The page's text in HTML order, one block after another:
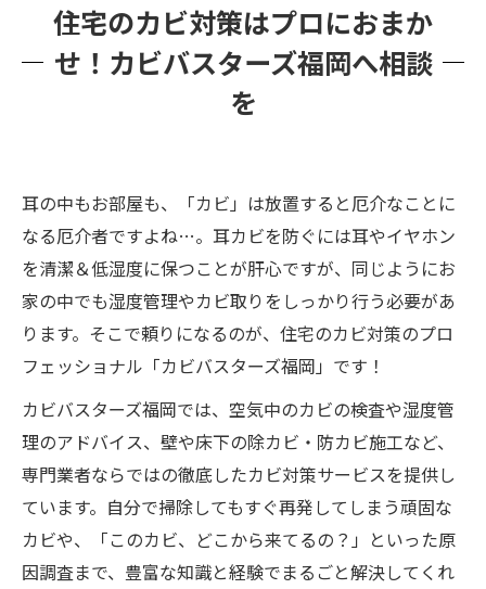
住宅のカビ対策はプロにおまか
せ！カビバスターズ福岡へ相談
を
耳の中もお部屋も、「カビ」は放置すると厄介なことに
なる厄介者ですよね…。耳カビを防ぐには耳やイヤホン
を清潔＆低湿度に保つことが肝心ですが、同じようにお
家の中でも湿度管理やカビ取りをしっかり行う必要があ
ります。そこで頼りになるのが、住宅のカビ対策のプロ
フェッショナル「カビバスターズ福岡」です！
カビバスターズ福岡では、空気中のカビの検査や湿度管
理のアドバイス、壁や床下の除カビ・防カビ施工など、
専門業者ならではの徹底したカビ対策サービスを提供し
ています。自分で掃除してもすぐ再発してしまう頑固な
カビや、「このカビ、どこから来てるの？」といった原
因調査まで、豊富な知識と経験でまるごと解決してくれ